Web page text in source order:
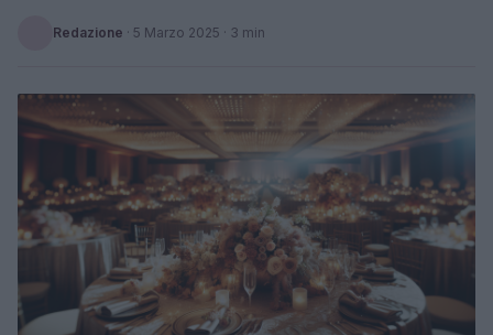
Redazione · 5 Marzo 2025 · 3 min